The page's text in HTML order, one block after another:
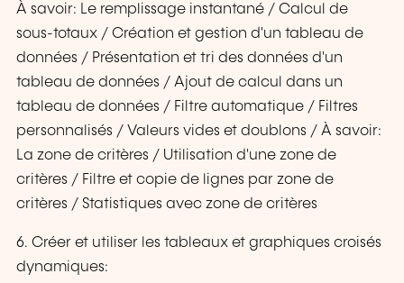
À savoir: Le remplissage instantané / Calcul de
sous-totaux / Création et gestion d'un tableau de
données / Présentation et tri des données d'un
tableau de données / Ajout de calcul dans un
tableau de données / Filtre automatique / Filtres
personnalisés / Valeurs vides et doublons / À savoir:
La zone de critères / Utilisation d'une zone de
critères / Filtre et copie de lignes par zone de
critères / Statistiques avec zone de critères
6. Créer et utiliser les tableaux et graphiques croisés
dynamiques: